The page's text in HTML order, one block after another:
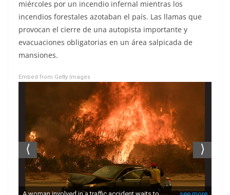
miércoles por un incendio infernal mientras los
incendios forestales azotaban el país. Las llamas que
provocan el cierre de una autopista importante y
evacuaciones obligatorias en un área salpicada de
mansiones.
Embed from Getty Images